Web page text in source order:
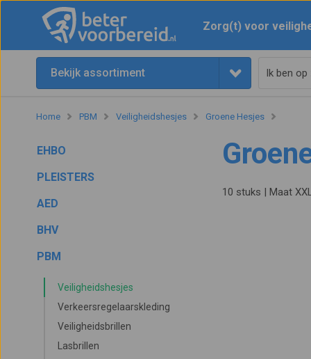
Zorg(t) voor
Bekijk assortiment
Home PBM Veiligheidshesjes Groene Hesjes
EHBO
PLEISTERS
AED
BHV
PBM
Veiligheidshesjes
Verkeersregelaarskleding
Veiligheidsbrillen
Lasbrillen
10 stuks | Maat